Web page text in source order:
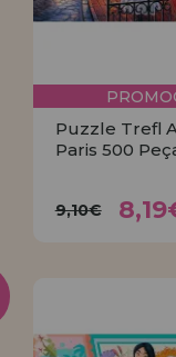
Puzzle Trefl
Paris 500
9,10€